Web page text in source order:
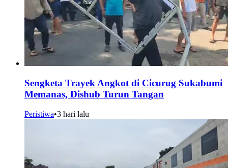
Sengketa Trayek Angkot di Cicurug Sukabumi
Memanas, Dishub Turun Tangan
Peristiwa•3 hari lalu